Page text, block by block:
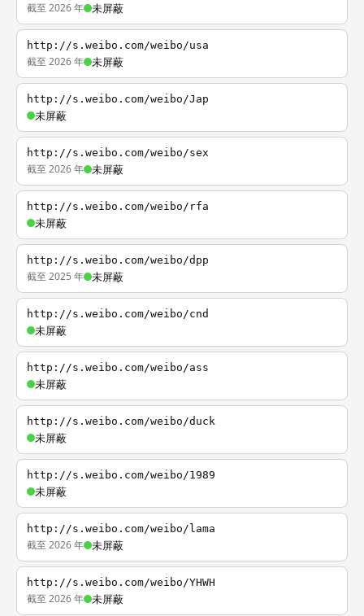
截至 2026 年 未屏蔽
http://s.weibo.com/weibo/usa
截至 2026 年 未屏蔽
http://s.weibo.com/weibo/Jap
未屏蔽
http://s.weibo.com/weibo/sex
截至 2026 年 未屏蔽
http://s.weibo.com/weibo/rfa
未屏蔽
http://s.weibo.com/weibo/dpp
截至 2025 年 未屏蔽
http://s.weibo.com/weibo/cnd
未屏蔽
http://s.weibo.com/weibo/ass
未屏蔽
http://s.weibo.com/weibo/duck
未屏蔽
http://s.weibo.com/weibo/1989
未屏蔽
http://s.weibo.com/weibo/lama
截至 2026 年 未屏蔽
http://s.weibo.com/weibo/YHWH
截至 2026 年 未屏蔽